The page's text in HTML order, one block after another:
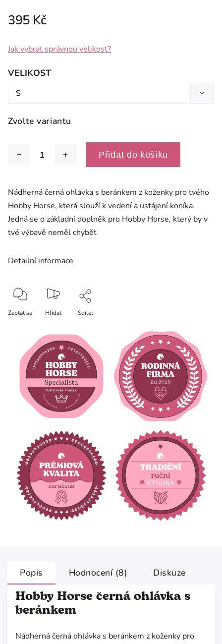
395 Kč
Zvolte variantu
Jak vybrat správnou velikost?
VELIKOST
Přidat do košíku
Nádherná černá ohlávka s beránkem z koženky pro tvého
Hobby Horse, která slouží k vedení a ustájení koníka.
Jedná se o základní doplněk pro Hobby Horse, který by v
tvé výbavě neměl chybět
Detailní informace
Zeptat se Hlídat Sdílet
Popis Hodnocení (8) Diskuze
Hobby Horse černá ohlávka s
beránkem
Nádherná černá ohlávka s beránkem z koženky pro